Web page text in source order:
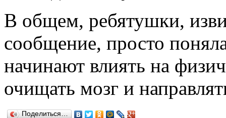
В общем, ребятушки,
сообщение, просто
начинают влиять на
очищать мозг и
Поделиться…